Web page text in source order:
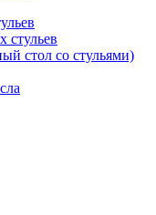
стульев
стол со стульями)